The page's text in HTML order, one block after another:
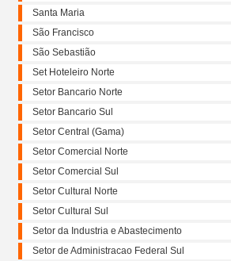
Santa Maria
São Francisco
São Sebastião
Set Hoteleiro Norte
Setor Bancario Norte
Setor Bancario Sul
Setor Central (Gama)
Setor Comercial Norte
Setor Comercial Sul
Setor Cultural Norte
Setor Cultural Sul
Setor da Industria e Abastecimento
Setor de Administracao Federal Sul